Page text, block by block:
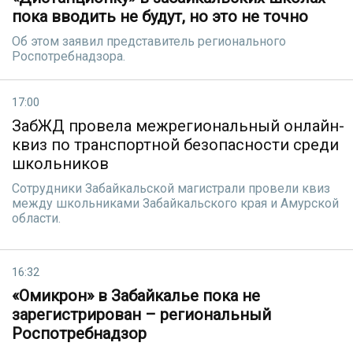
пока вводить не будут, но это не точно
Об этом заявил представитель регионального
Роспотребнадзора.
17:00
ЗабЖД провела межрегиональный онлайн-
квиз по транспортной безопасности среди
школьников
Сотрудники Забайкальской магистрали провели квиз
между школьниками Забайкальского края и Амурской
области.
16:32
«Омикрон» в Забайкалье пока не
зарегистрирован – региональный
Роспотребнадзор